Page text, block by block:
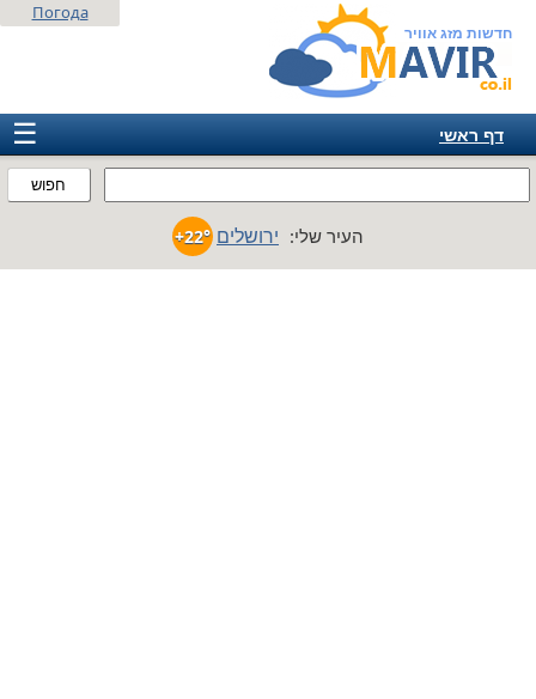
חדשות מזג אוויר
חפוש
Погода
☰
דף ראשי
אמריקה
העיר שלי: ירושלים +22°